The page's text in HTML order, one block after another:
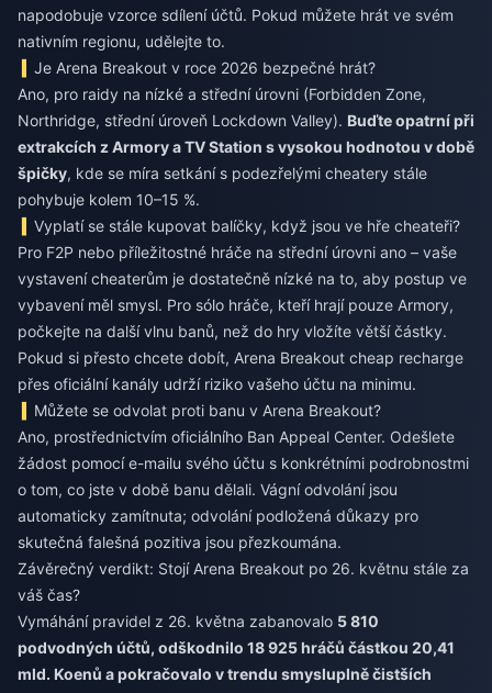
napodobuje vzorce sdílení účtů. Pokud můžete hrát ve svém
nativním regionu, udělejte to.
Je Arena Breakout v roce 2026 bezpečné hrát?
Ano, pro raidy na nízké a střední úrovni (Forbidden Zone,
Northridge, střední úroveň Lockdown Valley). Buďte opatrní při
extrakcích z Armory a TV Station s vysokou hodnotou v době
špičky, kde se míra setkání s podezřelými cheatery stále
pohybuje kolem 10–15 %.
Vyplatí se stále kupovat balíčky, když jsou ve hře cheateři?
Pro F2P nebo příležitostné hráče na střední úrovni ano – vaše
vystavení cheaterům je dostatečně nízké na to, aby postup ve
vybavení měl smysl. Pro sólo hráče, kteří hrají pouze Armory,
počkejte na další vlnu banů, než do hry vložíte větší částky.
Pokud si přesto chcete dobít, Arena Breakout cheap recharge
přes oficiální kanály udrží riziko vašeho účtu na minimu.
Můžete se odvolat proti banu v Arena Breakout?
Ano, prostřednictvím oficiálního Ban Appeal Center. Odešlete
žádost pomocí e-mailu svého účtu s konkrétními podrobnostmi
o tom, co jste v době banu dělali. Vágní odvolání jsou
automaticky zamítnuta; odvolání podložená důkazy pro
skutečná falešná pozitiva jsou přezkoumána.
Závěrečný verdikt: Stojí Arena Breakout po 26. květnu stále za
váš čas?
Vymáhání pravidel z 26. května zabanovalo 5 810
podvodných účtů, odškodnilo 18 925 hráčů částkou 20,41
mld. Koenů a pokračovalo v trendu smysluplně čistších